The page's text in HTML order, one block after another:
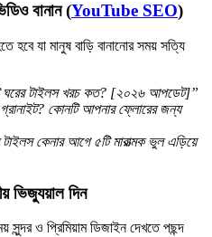
বানান (YouTube SEO)
যা মানুষ বাড়ি বানানোর সময় সত্যি
ঘরের টাইলস খরচ কত? [২০২৬ আপডেট]”
গ্রানাইট? কোনটি আপনার ফ্লোরের জন্য
কেনার আগে ৫টি মারাত্মক ভুল এড়িয়ে
ভিজ্যুয়াল দিন
সুন্দর ও প্রিমিয়াম ডিজাইন দেখতে পছন্দ